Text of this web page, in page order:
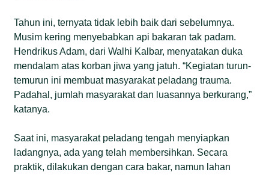
Tahun ini, ternyata tidak lebih baik dari sebelumnya.
Musim kering menyebabkan api bakaran tak padam.
Hendrikus Adam, dari Walhi Kalbar, menyatakan duka
mendalam atas korban jiwa yang jatuh. “Kegiatan turun-
temurun ini membuat masyarakat peladang trauma.
Padahal, jumlah masyarakat dan luasannya berkurang,”
katanya.
Saat ini, masyarakat peladang tengah menyiapkan
ladangnya, ada yang telah membersihkan. Secara
praktik, dilakukan dengan cara bakar, namun lahan